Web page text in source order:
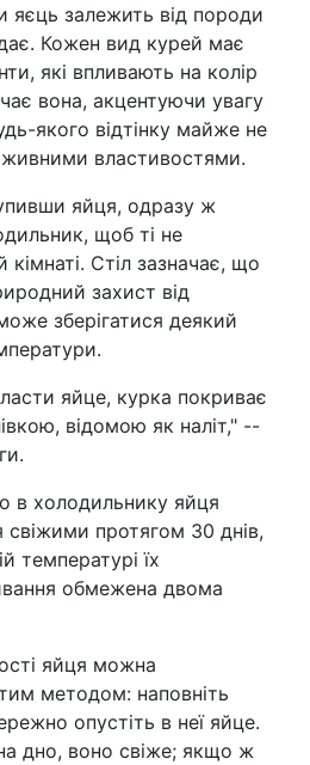
яєць залежить від породи
Кожен вид курей має
які впливають на колір
вона, акцентуючи увагу
якого відтінку майже не
властивостями.
яйця, одразу ж
щоб ті не
кімнаті. Стіл зазначає, що
захист від
зберігатися деякий
яйце, курка покриває
відомою як наліт," --
в холодильнику яйця
свіжими протягом 30 днів,
температурі їх
обмежена двома
яйця можна
методом: наповніть
опустіть в неї яйце.
дно, воно свіже; якщо ж